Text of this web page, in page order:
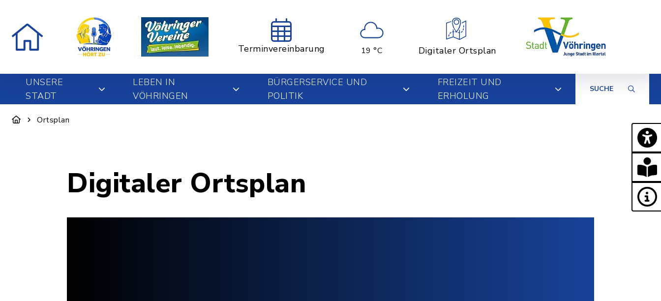
Terminvereinbarung 19 °C Digitaler Ortsplan
UNSERE
STADT
LEBEN IN
VÖHRINGEN
BÜRGERSERVICE UND
POLITIK
FREIZEIT UND
ERHOLUNG
SUCHE
Ortsplan
Digitaler Ortsplan